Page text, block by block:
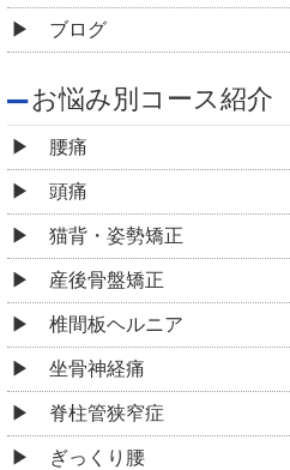
ブログ
お悩み別コース紹介
腰痛
頭痛
猫背・姿勢矯正
産後骨盤矯正
椎間板ヘルニア
坐骨神経痛
脊柱管狭窄症
ぎっくり腰